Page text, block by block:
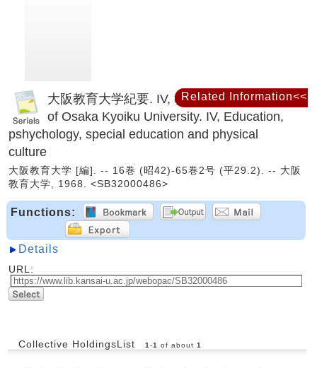
大阪教育大学紀要. IV, 教育科学 = Memoirs
of Osaka Kyoiku University. IV, Education,
pshychology, special education and physical
culture
大阪教育大学 [編]. -- 16巻 (昭42)-65巻2号 (平29.2). -- 大阪
教育大学, 1968. <SB32000486>
Functions:
Details
URL:
Collective HoldingsList 1 -1 of about 1
Related Information<<